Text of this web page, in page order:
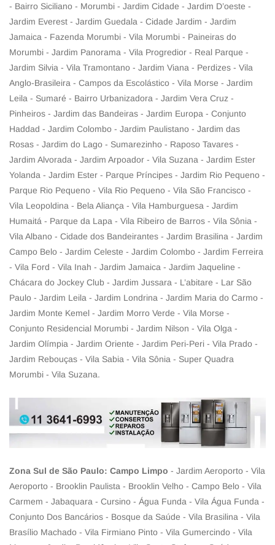
- Bairro Siciliano - Morumbi - Jardim Cidade - Jardim D’oeste -
Jardim Everest - Jardim Guedala - Cidade Jardim - Jardim
Jamaica - Fazenda Morumbi - Vila Morumbi - Paineiras do
Morumbi - Jardim Panorama - Vila Progredior - Real Parque -
Jardim Silvia - Vila Tramontano - Jardim Viana - Perdizes - Vila
Anglo-Brasileira - Campos da Escolástico - Vila Morse - Jardim
Leila - Sumaré - Bairro Urbanizadora - Jardim Vera Cruz -
Pinheiros - Jardim das Bandeiras - Jardim Europa - Conjunto
Haddad - Jardim Colombo - Jardim Paulistano - Jardim das
Rosas - Jardim do Lago - Sumarezinho - Raposo Tavares -
Jardim Alvorada - Jardim Arpoador - Vila Suzana - Jardim Ester
Yolanda - Jardim Ester - Parque Príncipes - Jardim Rio Pequeno -
Parque Rio Pequeno - Vila Rio Pequeno - Vila São Francisco -
Vila Leopoldina - Bela Aliança - Vila Hamburguesa - Jardim
Humaitá - Parque da Lapa - Vila Ribeiro de Barros - Vila Sônia -
Vila Albano - Cidade dos Bandeirantes - Jardim Brasilina - Jardim
Campo Belo - Jardim Celeste - Jardim Colombo - Jardim Ferreira
- Vila Ford - Vila Inah - Jardim Jamaica - Jardim Jaqueline -
Chácara do Jockey Club - Jardim Jussara - L’abitare - Lar São
Paulo - Jardim Leila - Jardim Londrina - Jardim Maria do Carmo -
Jardim Monte Kemel - Jardim Morro Verde - Vila Morse -
Conjunto Residencial Morumbi - Jardim Nilson - Vila Olga -
Jardim Olímpia - Jardim Oriente - Jardim Peri-Peri - Vila Prado -
Jardim Rebouças - Vila Sabia - Vila Sônia - Super Quadra
Morumbi - Vila Suzana.
Zona Sul de São Paulo: Campo Limpo - Jardim Aeroporto - Vila
Aeroporto - Brooklin Paulista - Brooklin Velho - Campo Belo - Vila
Carmem - Jabaquara - Cursino - Água Funda - Vila Água Funda -
Conjunto Dos Bancários - Bosque da Saúde - Vila Brasilina - Vila
Brasílio Machado - Vila Firmiano Pinto - Vila Gumercindo - Vila